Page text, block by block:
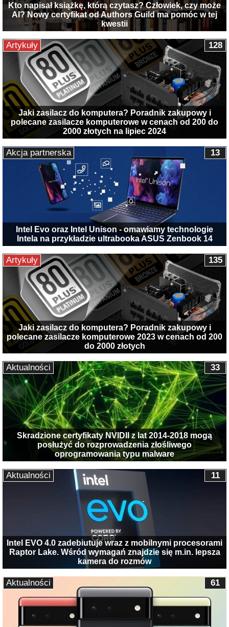
Kto napisał książkę, którą czytasz? Człowiek, czy może
AI? Nowy certyfikat od Authors Guild ma pomóc w tej
kwestii
Jaki zasilacz do komputera? Poradnik zakupowy i
polecane zasilacze komputerowe w cenach od 200 do
2000 złotych na lipiec 2024
128
Artykuły
Intel Evo oraz Intel Unison - omawiamy technologie
Intela na przykładzie ultrabooka ASUS Zenbook 14
13
Akcja partnerska
Jaki zasilacz do komputera? Poradnik zakupowy i
polecane zasilacze komputerowe 2023 w cenach od 200
do 2000 złotych
135
Artykuły
Skradzione certyfikaty NVIDII z lat 2014-2018 mogą
posłużyć do rozprowadzenia złośliwego
oprogramowania typu malware
33
Aktualności
Intel EVO 4.0 zadebiutuje wraz z mobilnymi procesorami
Raptor Lake. Wśród wymagań znajdzie się m.in. lepsza
kamera do rozmów
11
Aktualności
61
Aktualności